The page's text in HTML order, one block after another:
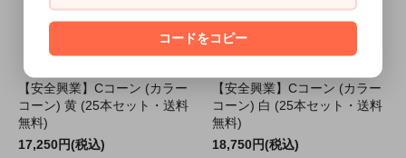
【安全興業】Cコーン (カラー
コーン) 黄 (25本セット・送料
無料)
17,250円(税込)
【安全興業】Cコーン (カラー
コーン) 白 (25本セット・送料
無料)
18,750円(税込)
コードをコピー